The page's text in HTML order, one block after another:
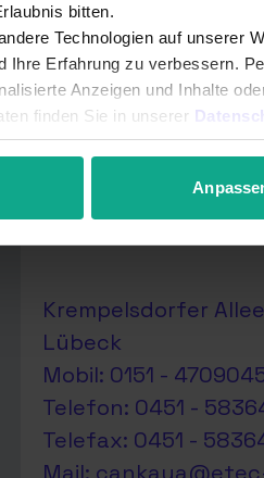
bitten.
Technologien auf unserer
Ihre Erfahrung zu verbessern.
Anzeigen und Inhalte
finden Sie in unserer
Electro - Tec
Technikpartner
Krempelsdorfer
Lübeck
Mobil: 0151 -
Telefon: 0451 -
Telefax: 0451 -